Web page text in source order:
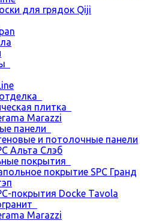
для грядок Qiji
плитка
Marazzi
панели
и потолочные панели
Альта Слэб
покрытия
покрытие SPC Гранд
покрытия Docke Tavola
Marazzi